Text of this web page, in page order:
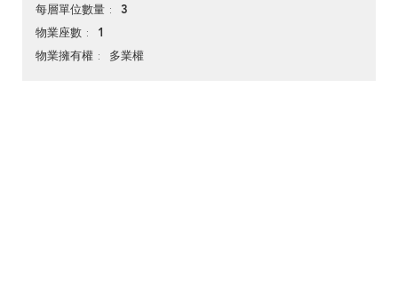
每層單位數量 3
物業座數 1
物業擁有權 多業權